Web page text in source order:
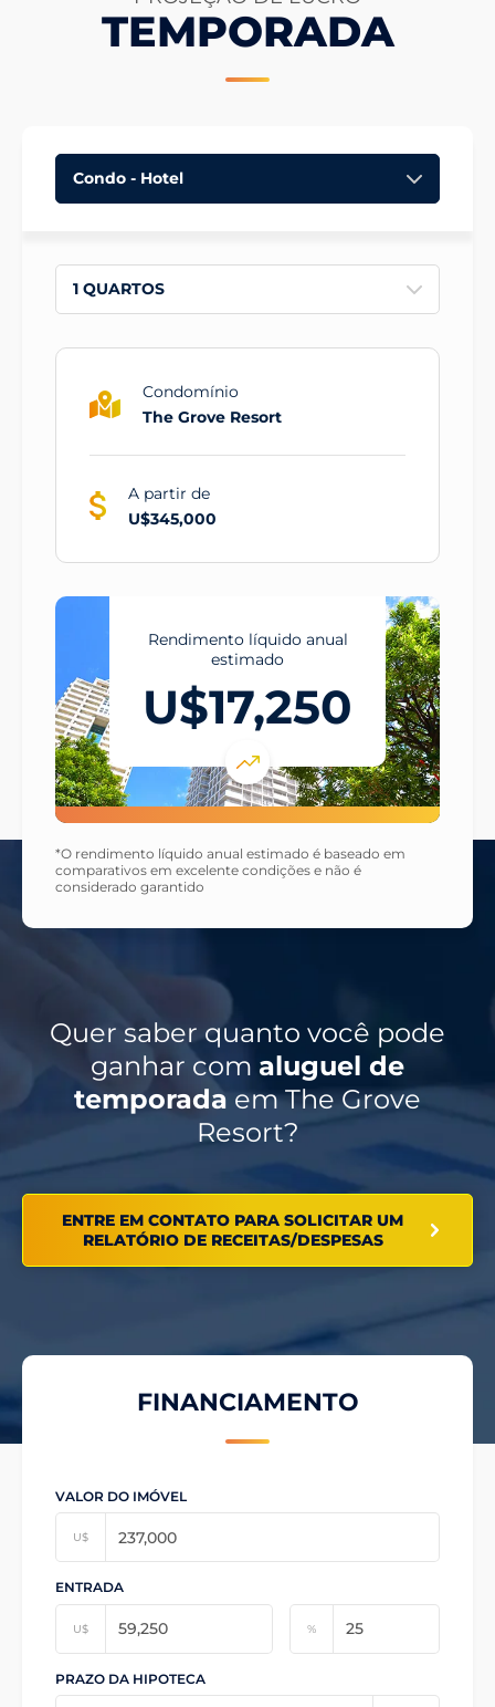
TEMPORADA
Condomínio
The Grove Resort
A partir de
U$345,000
Rendimento líquido anual
estimado
U$17,250
*O rendimento líquido anual estimado é baseado em
comparativos em excelente condições e não é
considerado garantido
Quer saber quanto você pode
ganhar com aluguel de
temporada em The Grove
Resort?
ENTRE EM CONTATO PARA SOLICITAR UM
RELATÓRIO DE RECEITAS/DESPESAS
FINANCIAMENTO
VALOR DO IMÓVEL
U$
ENTRADA
U$ %
PRAZO DA HIPOTECA